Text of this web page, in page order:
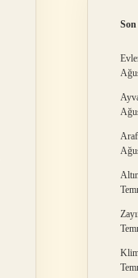
Son
Araf